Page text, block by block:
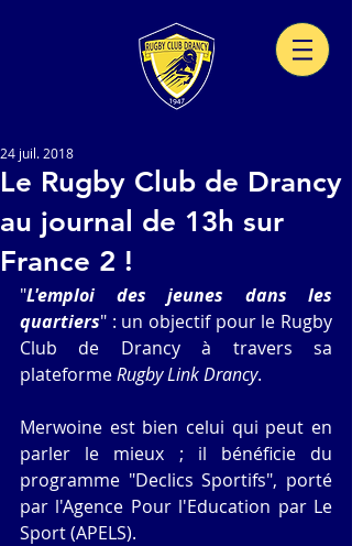
Le Rugby Club de Drancy
au journal de 13h sur
France 2 !
24 juil. 2018
"L'emploi des jeunes dans les
quartiers" : un objectif pour le Rugby
Club de Drancy à travers sa
plateforme Rugby Link Drancy.
Merwoine est bien celui qui peut en
parler le mieux ; il bénéficie du
programme "Declics Sportifs", porté
par l'Agence Pour l'Education par Le
Sport (APELS).